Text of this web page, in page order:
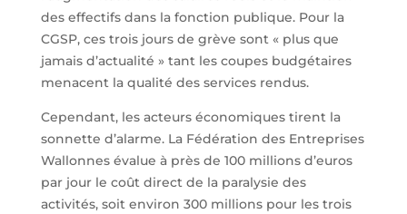
des effectifs dans la fonction publique. Pour la
CGSP, ces trois jours de grève sont « plus que
jamais d’actualité » tant les coupes budgétaires
menacent la qualité des services rendus.
Cependant, les acteurs économiques tirent la
sonnette d’alarme. La Fédération des Entreprises
Wallonnes évalue à près de 100 millions d’euros
par jour le coût direct de la paralysie des
activités, soit environ 300 millions pour les trois